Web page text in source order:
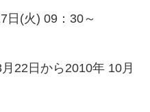
(火) 09：30～
22日から2010年 10月